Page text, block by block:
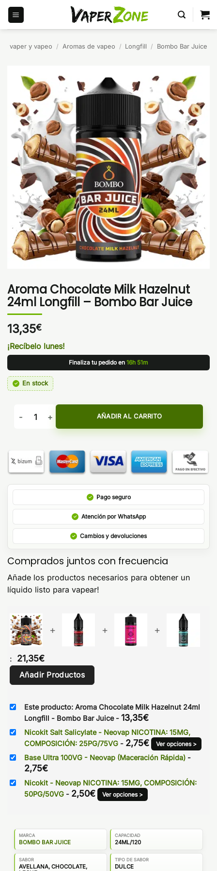
Saltar
contenido
vaper y vapeo / Aromas de vapeo / Longfill / Bombo Bar Juice
Aroma Chocolate Milk Hazelnut
24ml Longfill – Bombo Bar Juice
13,35€
¡Recíbelo lunes!
Finaliza tu pedido en 16h 51m
En stock
Aroma Chocolate Milk Hazelnut 24ml Longfill - Bombo Bar
AÑADIR AL CARRITO
Pago seguro
Atención por WhatsApp
Cambios y devoluciones
Comprados juntos con frecuencia
Añade los productos necesarios para obtener un
líquido listo para vapear!
+ + +
: 21,35€
Añadir Productos
Este producto: Aroma Chocolate Milk Hazelnut 24ml
Longfill - Bombo Bar Juice - 13,35€
Nicokit Salt Salicylate - Neovap NICOTINA: 15MG,
COMPOSICIÓN: 25PG/75VG - 2,75€ Ver opciones >
Base Ultra 100VG - Neovap (Maceración Rápida) -
2,75€
Nicokit - Neovap NICOTINA: 15MG, COMPOSICIÓN:
50PG/50VG - 2,50€ Ver opciones >
MARCA
BOMBO BAR JUICE
CAPACIDAD
24ML/120
SABOR
AVELLANA, CHOCOLATE,
TIPO DE SABOR
DULCE